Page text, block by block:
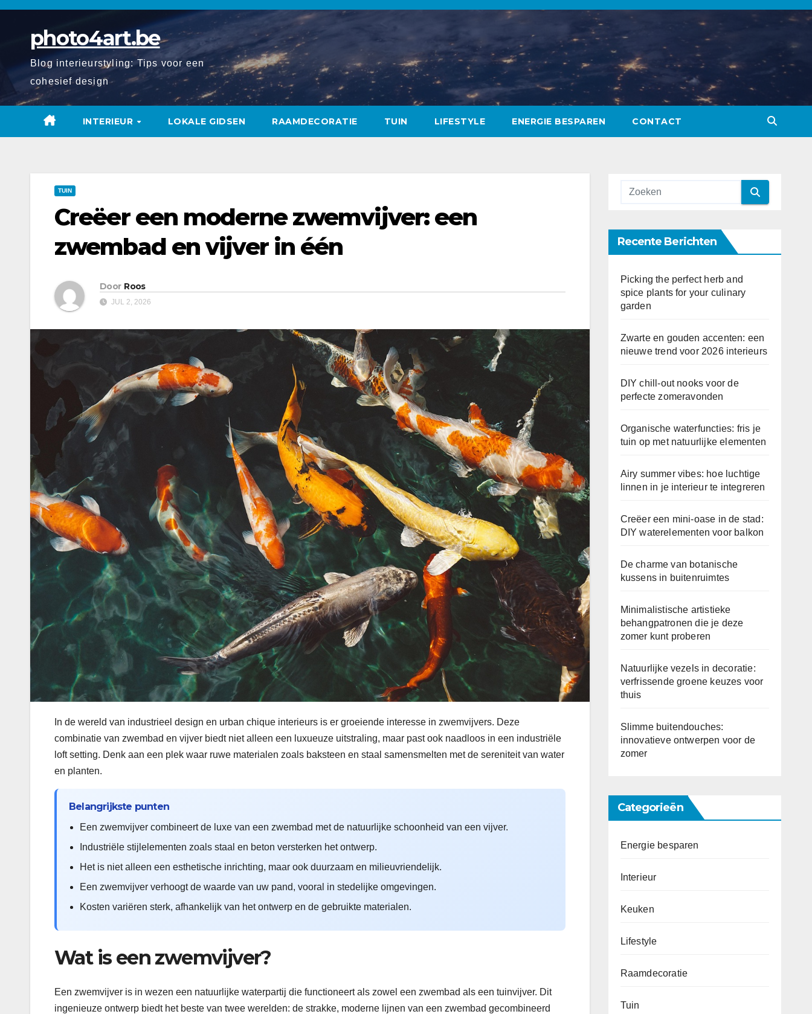
Spring
photo4art.be
Blog interieurstyling: Tips voor een
cohesief design
INTERIEUR LOKALE GIDSEN RAAMDECORATIE TUIN LIFESTYLE ENERGIE BESPAREN CONTACT
TUIN
Creëer een moderne zwemvijver: een
zwembad en vijver in één
Door Roos
JUL 2, 2026
In de wereld van industrieel design en urban chique interieurs is er groeiende interesse in zwemvijvers. Deze
combinatie van zwembad en vijver biedt niet alleen een luxueuze uitstraling, maar past ook naadloos in een industriële
loft setting. Denk aan een plek waar ruwe materialen zoals baksteen en staal samensmelten met de sereniteit van water
en planten.
Belangrijkste punten
Een zwemvijver combineert de luxe van een zwembad met de natuurlijke schoonheid van een vijver.
Industriële stijlelementen zoals staal en beton versterken het ontwerp.
Het is niet alleen een esthetische inrichting, maar ook duurzaam en milieuvriendelijk.
Een zwemvijver verhoogt de waarde van uw pand, vooral in stedelijke omgevingen.
Kosten variëren sterk, afhankelijk van het ontwerp en de gebruikte materialen.
Wat is een zwemvijver?
Een zwemvijver is in wezen een natuurlijke waterpartij die functioneert als zowel een zwembad als een tuinvijver. Dit
ingenieuze ontwerp biedt het beste van twee werelden: de strakke, moderne lijnen van een zwembad gecombineerd
Recente Berichten
Picking the perfect herb and
spice plants for your culinary
garden
Zwarte en gouden accenten: een
nieuwe trend voor 2026 interieurs
DIY chill-out nooks voor de
perfecte zomeravonden
Organische waterfuncties: fris je
tuin op met natuurlijke elementen
Airy summer vibes: hoe luchtige
linnen in je interieur te integreren
Creëer een mini-oase in de stad:
DIY waterelementen voor balkon
De charme van botanische
kussens in buitenruimtes
Minimalistische artistieke
behangpatronen die je deze
zomer kunt proberen
Natuurlijke vezels in decoratie:
verfrissende groene keuzes voor
thuis
Slimme buitendouches:
innovatieve ontwerpen voor de
zomer
Categorieën
Energie besparen
Interieur
Keuken
Lifestyle
Raamdecoratie
Tuin